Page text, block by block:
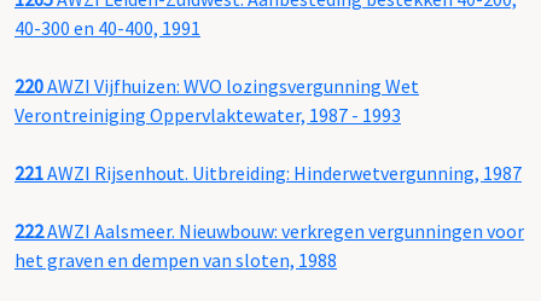
40-300 en 40-400, 1991
220AWZI Vijfhuizen: WVO lozingsvergunning Wet
Verontreiniging Oppervlaktewater, 1987 - 1993
221AWZI Rijsenhout. Uitbreiding: Hinderwetvergunning, 1987
222AWZI Aalsmeer. Nieuwbouw: verkregen vergunningen voor
het graven en dempen van sloten, 1988